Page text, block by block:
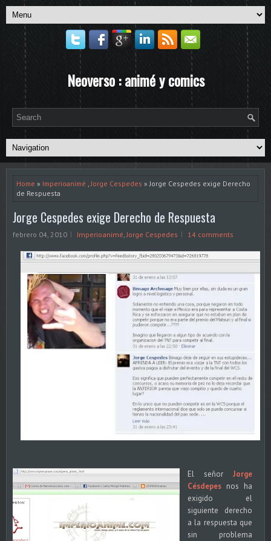
Neoverso : animé y comics
Home » Imperioanimé ,Jorge Cespedes » Jorge Cespedes exige Derecho
de Respuesta
Jorge Cespedes exige Derecho de Respuesta
febrero 04, 2010 Imperioanimé,Jorge Cespedes 14 comments
El señor Jorge
Césdepes nos ha
exigido el
siguiente derecho
a la respuesta que
sin problema